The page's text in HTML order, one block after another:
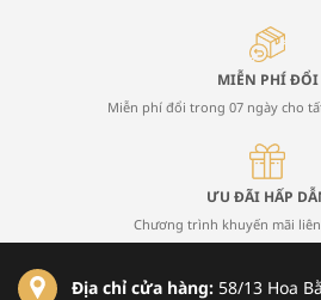
MIỄN PHÍ ĐỔI
Miễn phí đổi trong 07 ngày cho
ƯU ĐÃI HẤP
Chương trình khuyến mãi
Địa chỉ cửa hàng: 58/13 Hoa